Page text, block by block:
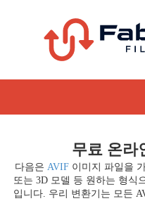
무료 온라
다음은 AVIF이미지 파일을
또는 3D 모델 등 원하는 형식
입니다. 우리 변환기는 모든